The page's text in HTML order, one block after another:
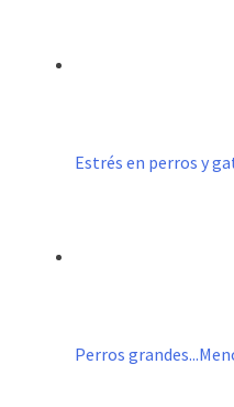
Estrés en perros y
Perros